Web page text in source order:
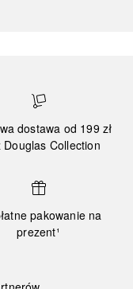
dostawa od 199 zł
Douglas Collection
pakowanie na
prezent¹